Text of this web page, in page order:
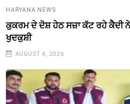
HARYANA NEWS
ਕੁਕਰਮ ਦੇ ਦੋਸ਼ ਹੇਠ ਸਜ਼ਾ ਕੱਟ ਰਹੇ ਕੈਦੀ ਨੇ
ਖੁਦਕੁਸ਼ੀ
AUGUST 4, 2026